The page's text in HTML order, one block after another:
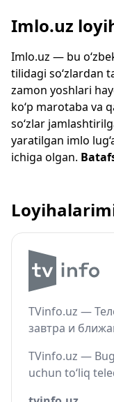
Imlo.uz
Imlo.uz — bu
tilidagi so‘zlardan
zamon yoshlari
ko‘p marotaba va
so‘zlar
yaratilgan imlo
ichiga olgan.
TVinfo.uz —
завтра и
TVinfo.uz —
uchun to‘liq